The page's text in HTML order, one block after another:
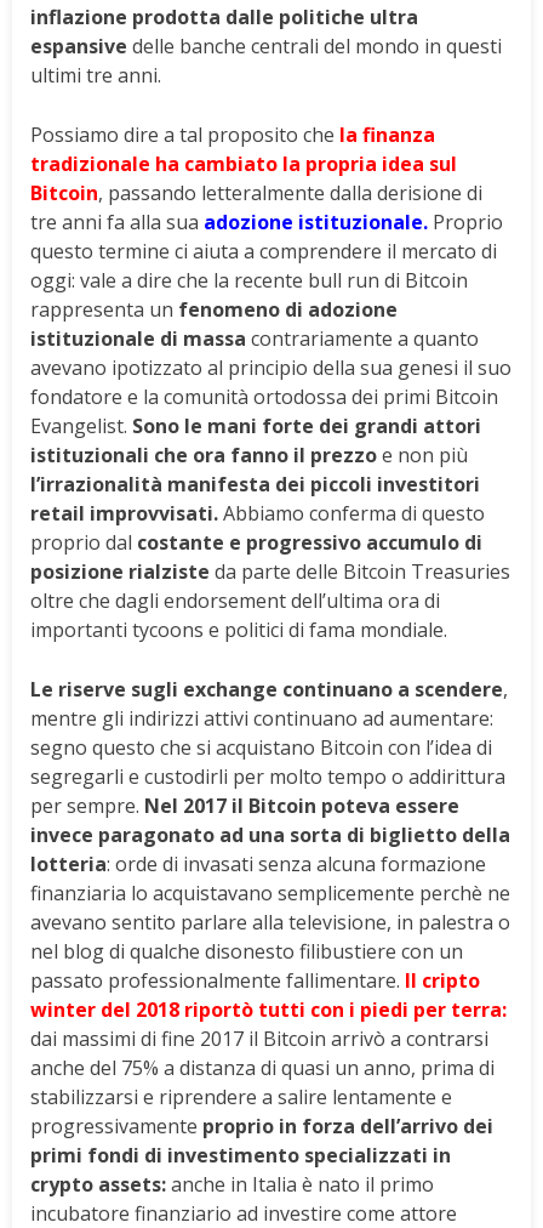
inflazione prodotta dalle politiche ultra
espansive delle banche centrali del mondo in questi
ultimi tre anni.
Possiamo dire a tal proposito che la finanza
tradizionale ha cambiato la propria idea sul
Bitcoin, passando letteralmente dalla derisione di
tre anni fa alla sua adozione istituzionale. Proprio
questo termine ci aiuta a comprendere il mercato di
oggi: vale a dire che la recente bull run di Bitcoin
rappresenta un fenomeno di adozione
istituzionale di massa contrariamente a quanto
avevano ipotizzato al principio della sua genesi il suo
fondatore e la comunità ortodossa dei primi Bitcoin
Evangelist. Sono le mani forte dei grandi attori
istituzionali che ora fanno il prezzoe non più
l’irrazionalità manifesta dei piccoli investitori
retail improvvisati.Abbiamo conferma di questo
proprio dal costante e progressivo accumulo di
posizione rialziste da parte delle Bitcoin Treasuries
oltre che dagli endorsement dell’ultima ora di
importanti tycoons e politici di fama mondiale.
Le riserve sugli exchange continuano a scendere,
mentre gli indirizzi attivi continuano ad aumentare:
segno questo che si acquistano Bitcoin con l’idea di
segregarli e custodirli per molto tempo o addirittura
per sempre. Nel 2017 il Bitcoin poteva essere
invece paragonato ad una sorta di biglietto della
lotteria: orde di invasati senza alcuna formazione
finanziaria lo acquistavano semplicemente perchè ne
avevano sentito parlare alla televisione, in palestra o
nel blog di qualche disonesto filibustiere con un
passato professionalmente fallimentare. Il cripto
winter del 2018 riportò tutti con i piedi per terra:
dai massimi di fine 2017 il Bitcoin arrivò a contrarsi
anche del 75% a distanza di quasi un anno, prima di
stabilizzarsi e riprendere a salire lentamente e
progressivamente proprio in forza dell’arrivo dei
primi fondi di investimento specializzati in
crypto assets:anche in Italia è nato il primo
incubatore finanziario ad investire come attore